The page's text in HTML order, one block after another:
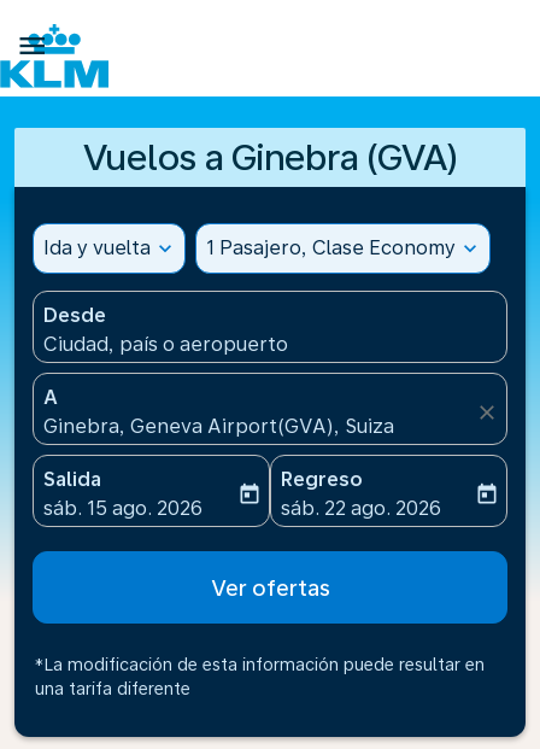

Vuelos a Ginebra (GVA)
Ida y vuelta expand_more 1 Pasajero, Clase Economy expand_more
Desde
Ciudad, país o aeropuerto
A
Ginebra, Geneva Airport(GVA), Suiza
close
Salida
fc-booking-departure-date-aria-label
sáb. 15 ago. 2026
today
Regreso
fc-booking-return-date-
sáb. 22 ago. 2026
today
Ver ofertas
*La modificación de esta información puede resultar en
una tarifa diferente